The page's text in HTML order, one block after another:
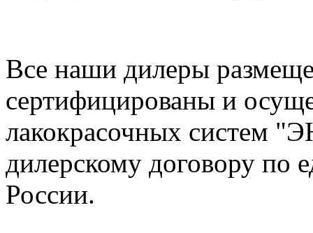
Все наши дилеры
сертифицированы и
лакокрасочных систем
дилерскому договору по
России.